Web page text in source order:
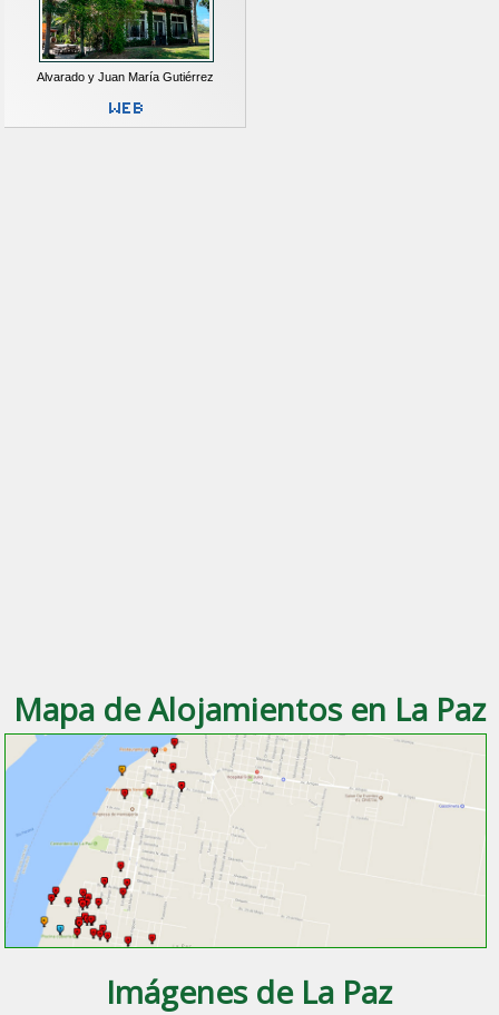
Alvarado y Juan María Gutiérrez
Mapa de Alojamientos en La Paz
Imágenes de La Paz